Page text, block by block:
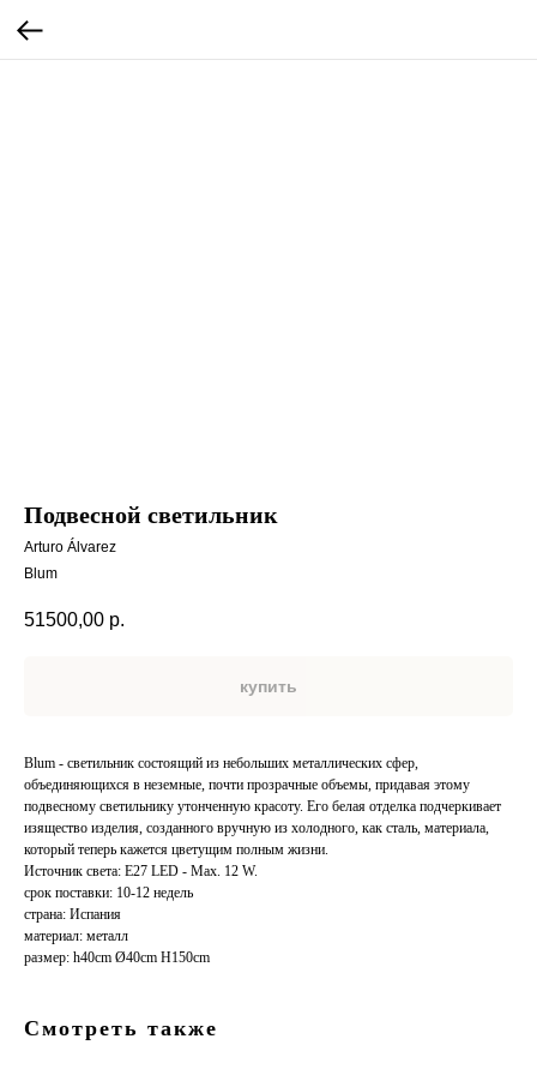
Подвесной светильник
Arturo Álvarez
Blum
51500,00 р.
купить
Blum - светильник состоящий из небольших металлических сфер,
объединяющихся в неземные, почти прозрачные объемы, придавая этому
подвесному светильнику утонченную красоту. Его белая отделка подчеркивает
изящество изделия, созданного вручную из холодного, как сталь, материала,
который теперь кажется цветущим полным жизни.
Источник света: E27 LED - Max. 12 W.
срок поставки: 10-12 недель
страна: Испания
материал: металл
размер: h40cm Ø40cm H150cm
Смотреть также